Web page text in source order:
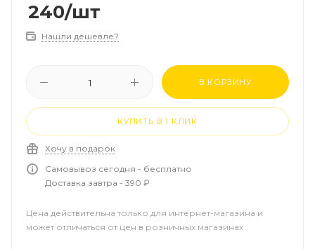
240/шт
Нашли дешевле?
В КОРЗИНУ
КУПИТЬ В 1 КЛИК
Хочу в подарок
Самовывоз сегодня - бесплатно
Доставка завтра - 390 ₽
Цена действительна только для интернет-магазина и
может отличаться от цен в розничных магазинах